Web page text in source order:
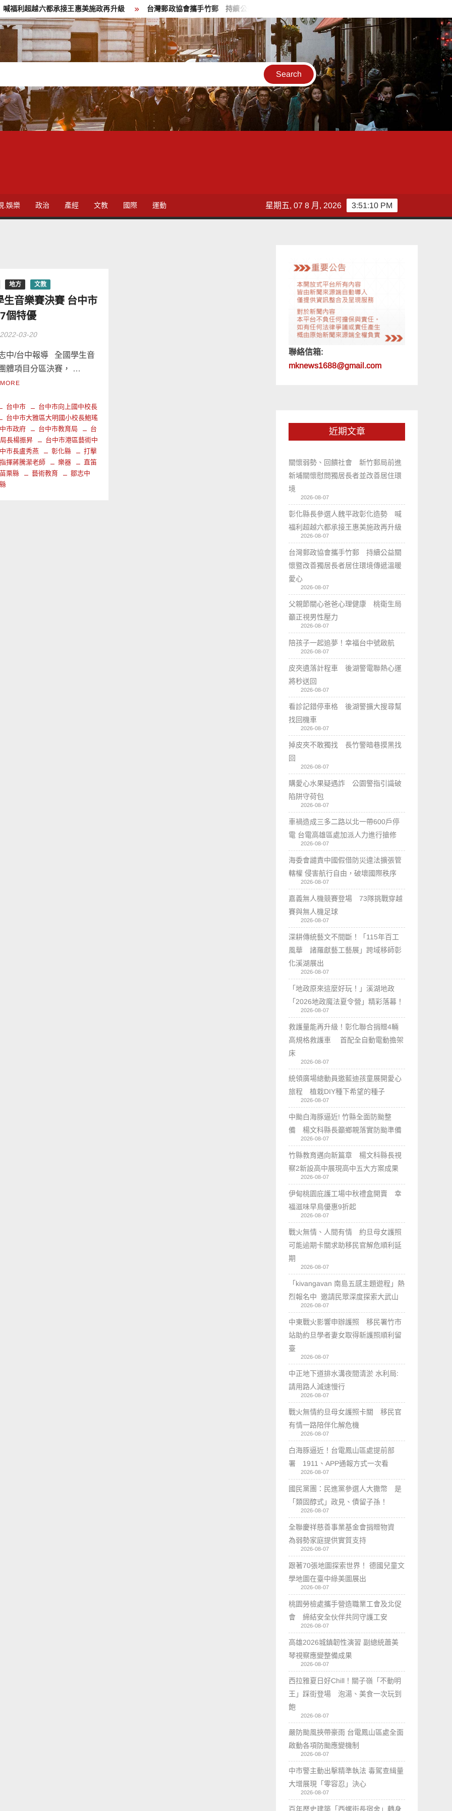
六都承接王惠美施政再升級 台灣郵政協會攜手竹郵 持續公益關懷暨改善獨居長者居住環境傳遞溫暖愛心
.娛樂 政治 產經 文教 國際 運動 3:51:11 PM
星期五, 07 8 月, 2026
地方 文教
生音樂賽決賽 台中市
個特優
2022-03-20
中/台中報導 全國學生音
體項目分區決賽， …
台中市
台中市向上國中校長
台中市大雅區大明國小校長鮑瑤
市政府 台中市教育局
台
長楊振昇
台中市港區藝術中
市長盧秀燕 彰化縣
打擊
指揮蔣騰瀠老師 樂器
直笛
苗栗縣 藝術教育
鄒志中
聯絡信箱:
mknews1688@gmail.com
近期文章
關懷弱勢、回饋社會 新竹郵局前進
新埔關懷慰問獨居長者並改善居住環
境
2026-08-07
彰化縣長參選人魏平政彰化造勢 喊
福利超越六都承接王惠美施政再升級
2026-08-07
台灣郵政協會攜手竹郵 持續公益關
懷暨改善獨居長者居住環境傳遞溫暖
愛心
2026-08-07
父親節關心爸爸心理健康 桃衛生局
籲正視男性壓力
2026-08-07
陪孩子一起追夢！幸福台中號啟航
2026-08-07
皮夾遺落計程車 後湖警電聯熱心運
將秒送回
2026-08-07
看診記錯停車格 後湖警擴大搜尋幫
找回機車
2026-08-07
掉皮夾不敢獨找 長竹警暗巷摸黑找
回
2026-08-07
購愛心水果疑遇詐 公園警指引識破
陷阱守荷包
2026-08-07
車禍造成三多二路以北一帶600戶停
電 台電高雄區處加派人力進行搶修
2026-08-07
海委會譴責中國假借防災違法擴張管
轄權 侵害航行自由，破壞國際秩序
2026-08-07
嘉義無人機競賽登場 73隊挑戰穿越
賽與無人機足球
2026-08-07
深耕傳統藝文不間斷！「115年百工
風華 諸羅獻藝工藝展」跨域移師彰
化溪湖展出
2026-08-07
「地政原來這麼好玩！」溪湖地政
「2026地政魔法夏令營」精彩落幕！
2026-08-07
救護量能再升級！彰化聯合捐贈4輛
高規格救護車 首配全自動電動擔架
床
2026-08-07
統領廣場總動員邀藍迪孩童展開愛心
旅程 植栽DIY種下希望的種子
2026-08-07
中颱白海豚逼近! 竹縣全面防颱整
備 楊文科縣長籲鄉親落實防颱準備
2026-08-07
竹縣教育邁向新篇章 楊文科縣長視
察2新設高中展現高中五大方案成果
2026-08-07
伊甸桃園庇護工場中秋禮盒開賣 幸
福滋味早鳥優惠9折起
2026-08-07
戰火無情、人間有情 約旦母女護照
可能逾期卡關求助移民官解危順利延
期
2026-08-07
「kivangavan 南島五感主題遊程」熱
烈報名中 邀請民眾深度探索大武山
2026-08-07
中東戰火影響申辦護照 移民署竹市
站助約旦學者妻女取得新護照順利留
臺
2026-08-07
中正地下道排水溝夜間清淤 水利局:
請用路人減速慢行
2026-08-07
戰火無情約旦母女護照卡關 移民官
有情一路陪伴化解危機
2026-08-07
白海豚逼近！台電鳳山區處提前部
署 1911、APP通報方式一次看
2026-08-07
國民黨團：民進黨參選人大撒幣 是
「類固醇式」政見、債留子孫！
2026-08-07
全聯慶祥慈善事業基金會捐贈物資
為弱勢家庭提供實質支持
2026-08-07
跟著70張地圖探索世界！ 德國兒童文
學地圖在臺中綠美圖展出
2026-08-07
桃園勞檢處攜手營造職業工會及北促
會 締結安全伙伴共同守護工安
2026-08-07
高雄2026城鎮韌性演習 副總統蕭美
琴視察應變整備成果
2026-08-07
西拉雅夏日好Chill！關子嶺「不動明
王」踩街登場 泡湯、美食一次玩到
飽
2026-08-07
嚴防颱風挾帶豪雨 台電鳳山區處全面
啟動各項防颱應變機制
2026-08-07
中市警主動出擊精準執法 毒駕查緝量
大增展現「零容忍」決心
2026-08-07
百年歷史建築「西螺街長宿舍」轉身